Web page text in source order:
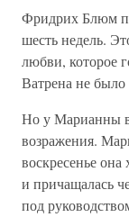
Фридрих Блюм
шесть недель.
любви, которое
Ватрена не
Но у Марианны
возражения.
воскресенье
и причащалась
под